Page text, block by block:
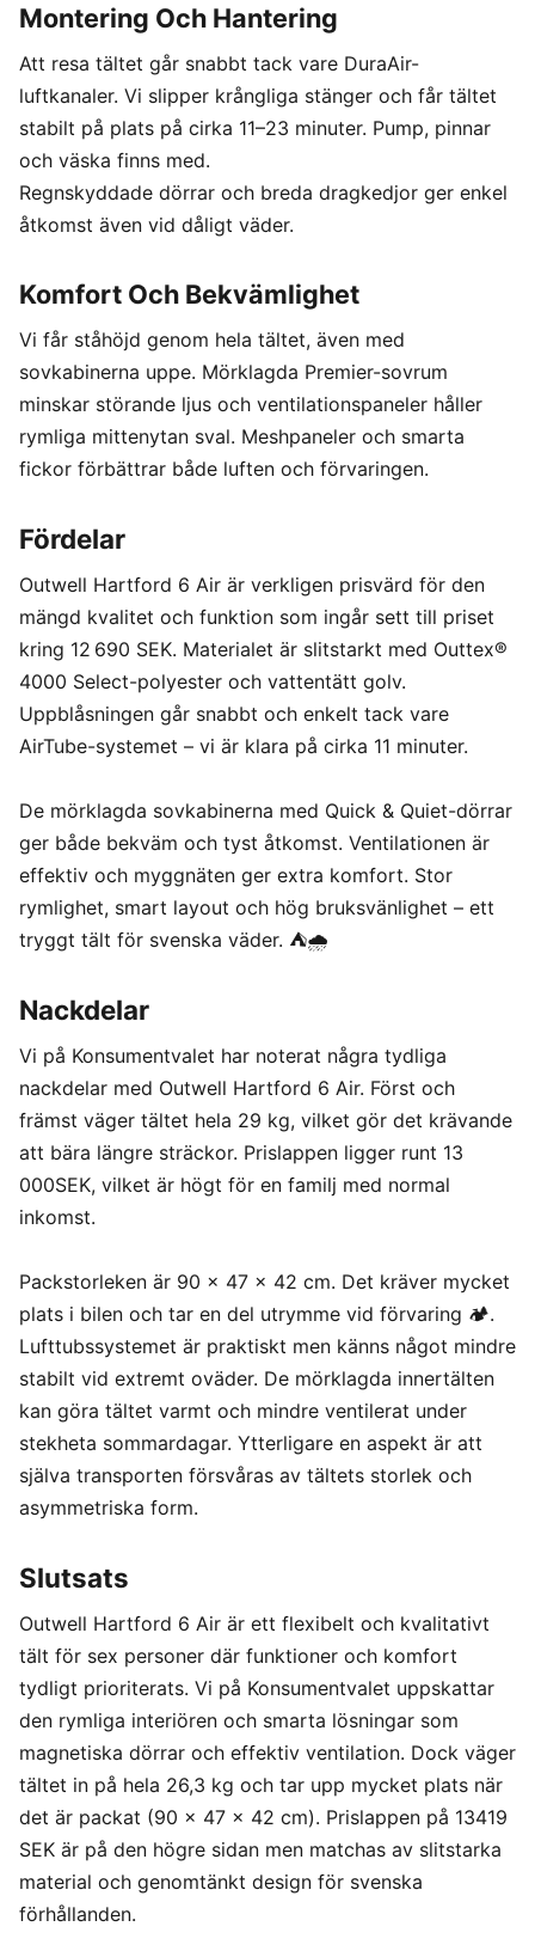
Montering Och Hantering
Att resa tältet går snabbt tack vare DuraAir-
luftkanaler. Vi slipper krångliga stänger och får tältet
stabilt på plats på cirka 11–23 minuter. Pump, pinnar
och väska finns med.
Regnskyddade dörrar och breda dragkedjor ger enkel
åtkomst även vid dåligt väder.
Komfort Och Bekvämlighet
Vi får ståhöjd genom hela tältet, även med
sovkabinerna uppe. Mörklagda Premier-sovrum
minskar störande ljus och ventilationspaneler håller
rymliga mittenytan sval. Meshpaneler och smarta
fickor förbättrar både luften och förvaringen.
Fördelar
Outwell Hartford 6 Air är verkligen prisvärd för den
mängd kvalitet och funktion som ingår sett till priset
kring 12 690 SEK. Materialet är slitstarkt med Outtex®
4000 Select-polyester och vattentätt golv.
Uppblåsningen går snabbt och enkelt tack vare
AirTube-systemet – vi är klara på cirka 11 minuter.
De mörklagda sovkabinerna med Quick & Quiet-dörrar
ger både bekväm och tyst åtkomst. Ventilationen är
effektiv och myggnäten ger extra komfort. Stor
rymlighet, smart layout och hög bruksvänlighet – ett
tryggt tält för svenska väder. ⛺🌧️
Nackdelar
Vi på Konsumentvalet har noterat några tydliga
nackdelar med Outwell Hartford 6 Air. Först och
främst väger tältet hela 29 kg, vilket gör det krävande
att bära längre sträckor. Prislappen ligger runt 13
000SEK, vilket är högt för en familj med normal
inkomst.
Packstorleken är 90 x 47 x 42 cm. Det kräver mycket
plats i bilen och tar en del utrymme vid förvaring 🏕️.
Lufttubssystemet är praktiskt men känns något mindre
stabilt vid extremt oväder. De mörklagda innertälten
kan göra tältet varmt och mindre ventilerat under
stekheta sommardagar. Ytterligare en aspekt är att
själva transporten försvåras av tältets storlek och
asymmetriska form.
Slutsats
Outwell Hartford 6 Air är ett flexibelt och kvalitativt
tält för sex personer där funktioner och komfort
tydligt prioriterats. Vi på Konsumentvalet uppskattar
den rymliga interiören och smarta lösningar som
magnetiska dörrar och effektiv ventilation. Dock väger
tältet in på hela 26,3 kg och tar upp mycket plats när
det är packat (90 x 47 x 42 cm). Prislappen på 13419
SEK är på den högre sidan men matchas av slitstarka
material och genomtänkt design för svenska
förhållanden.